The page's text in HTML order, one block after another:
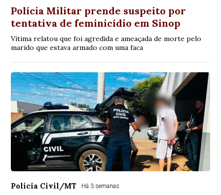
Polícia Militar prende suspeito por
tentativa de feminicídio em Sinop
Vítima relatou que foi agredida e ameaçada de morte pelo
marido que estava armado com uma faca
Polícia Civil/MT Há 3 semanas